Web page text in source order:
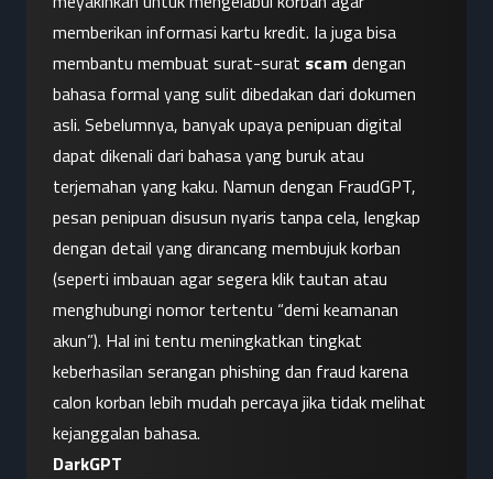
memberikan informasi kartu kredit. Ia juga bisa
membantu membuat surat-surat scam dengan
bahasa formal yang sulit dibedakan dari dokumen
asli. Sebelumnya, banyak upaya penipuan digital
dapat dikenali dari bahasa yang buruk atau
terjemahan yang kaku. Namun dengan FraudGPT,
pesan penipuan disusun nyaris tanpa cela, lengkap
dengan detail yang dirancang membujuk korban
(seperti imbauan agar segera klik tautan atau
menghubungi nomor tertentu “demi keamanan
akun”). Hal ini tentu meningkatkan tingkat
keberhasilan serangan phishing dan fraud karena
calon korban lebih mudah percaya jika tidak melihat
kejanggalan bahasa.
DarkGPT